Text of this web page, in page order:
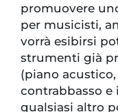
promuovere
per musicisti,
vorrà esibirsi
strumenti già
(piano
contrabbasso e
qualsiasi altro